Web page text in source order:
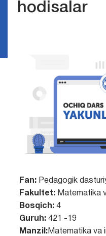
hodisаlаr
Fan:Pedagogik
Fakultet:Matematika
Bosqich:4
Guruh:421 -19
Manzil:Matematika va